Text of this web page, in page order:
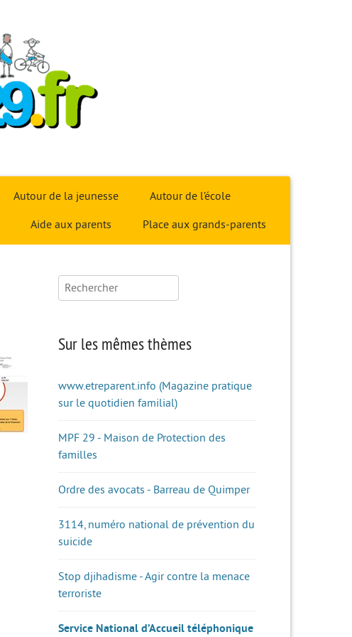
Autour de la jeunesse Autour de l’école
Aide aux parents Place aux grands-parents
Rechercher :
Sur les mêmes thèmes
www.etreparent.info (Magazine pratique
sur le quotidien familial)
MPF 29 - Maison de Protection des
familles
Ordre des avocats - Barreau de Quimper
3114, numéro national de prévention du
suicide
Stop djihadisme - Agir contre la menace
terroriste
Service National d’Accueil téléphonique